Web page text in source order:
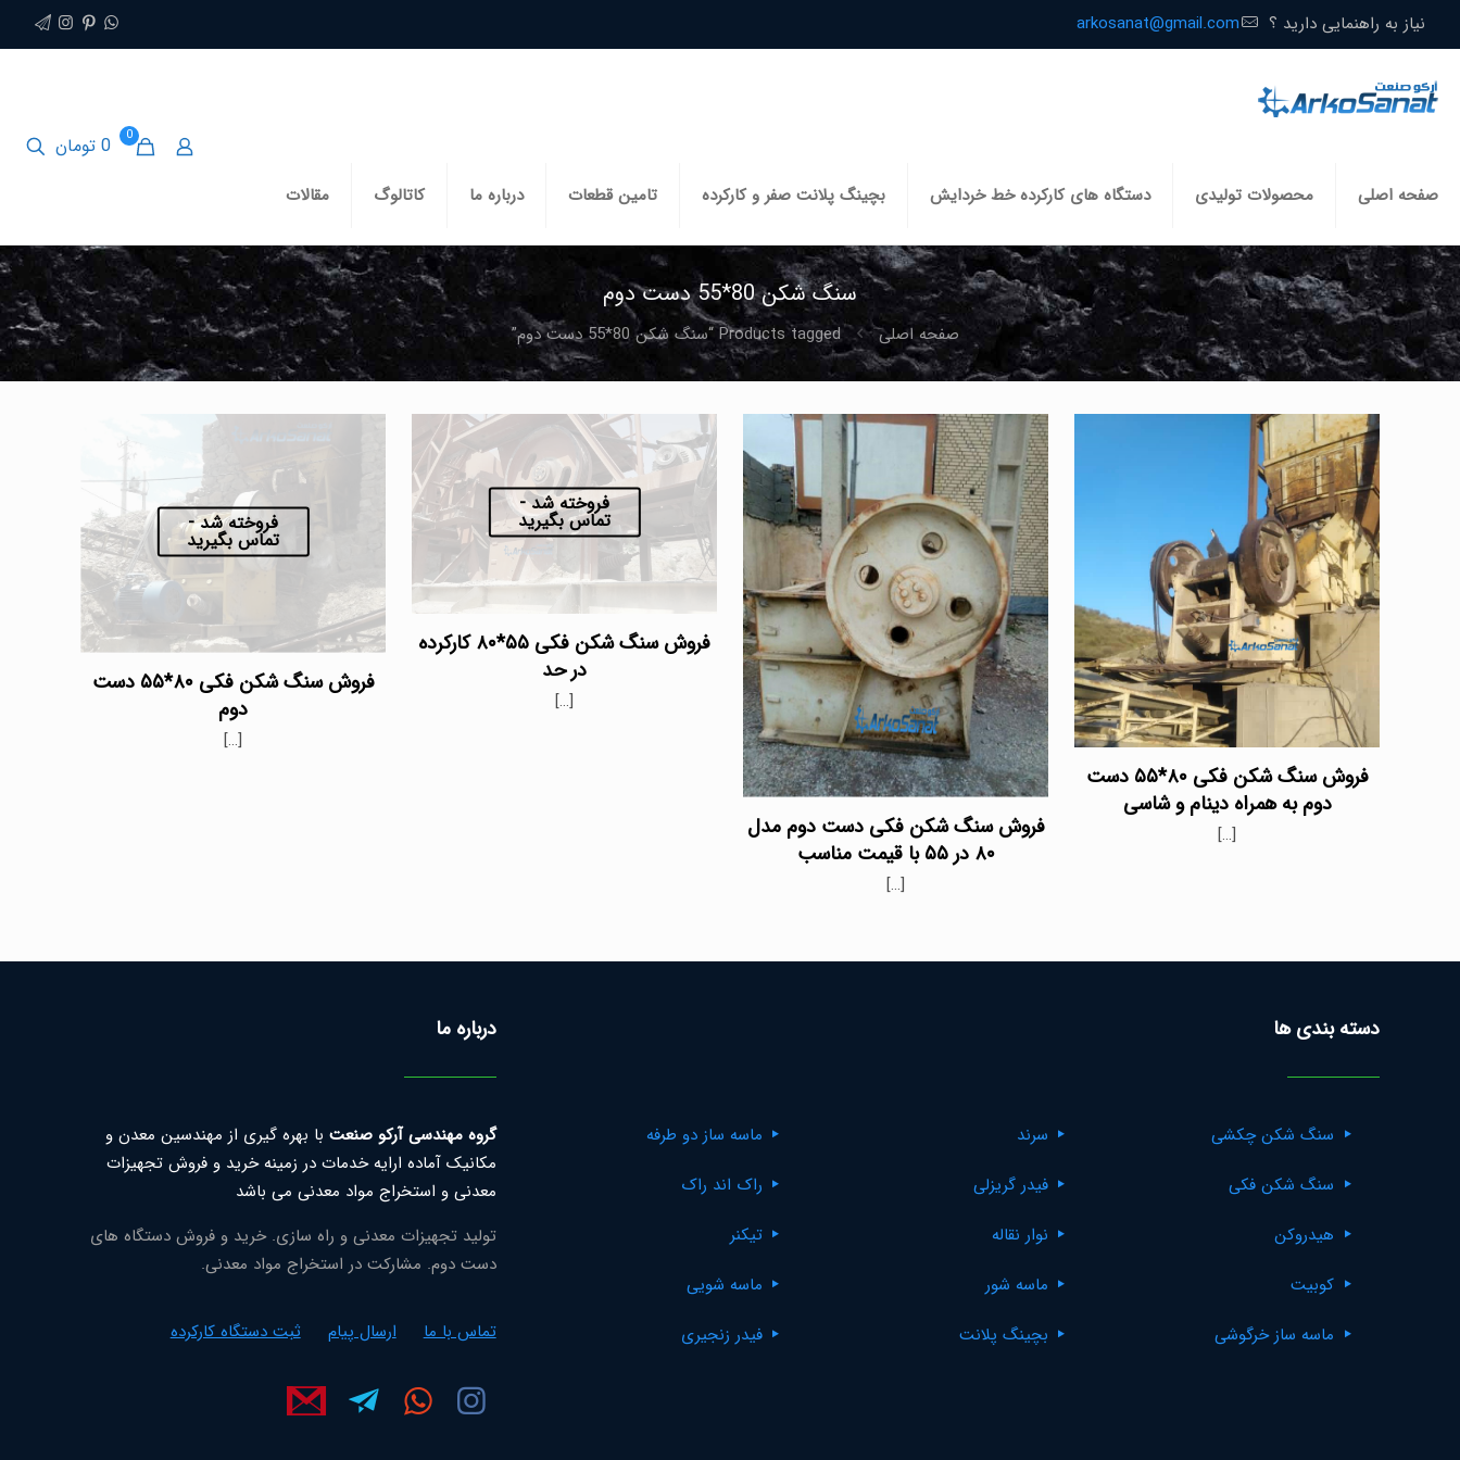
نیاز به راهنمایی دارید ؟ arkosanat@gmail.com
صفحه اصلی محصولات تولیدی دستگاه های کارکرده خط خردایش بچینگ پلانت صفر و کارکرده تامین قطعات درباره ما کاتالوگ مقالات
0 0 تومان
سنگ شکن 80*55 دست دوم
صفحه اصلی Products tagged “سنگ شکن 80*55 دست دوم”
فروش سنگ شکن فکی ۸۰*۵۵ دست
دوم به همراه دینام و شاسی
[…]
فروش سنگ شکن فکی دست دوم مدل
۸۰ در ۵۵ با قیمت مناسب
[…]
فروخته شد -
تماس بگیرید
فروش سنگ شکن فکی ۵۵*۸۰ کارکرده
در حد
[…]
فروخته شد -
تماس بگیرید
فروش سنگ شکن فکی ۸۰*۵۵ دست
دوم
[…]
دسته بندی ها
سنگ شکن چکشی
سنگ شکن فکی
هیدروکن
کوبیت
ماسه ساز خرگوشی
سرند
فیدر گریزلی
نوار نقاله
ماسه شور
بچینگ پلانت
ماسه ساز دو طرفه
راک اند راک
تیکنر
ماسه شویی
فیدر زنجیری
درباره ما
گروه مهندسی آرکو صنعت با بهره گیری از مهندسین معدن و
مکانیک آماده ارایه خدمات در زمینه خرید و فروش تجهیزات
معدنی و استخراج مواد معدنی می باشد
تولید تجهیزات معدنی و راه سازی. خرید و فروش دستگاه های
دست دوم. مشارکت در استخراج مواد معدنی.
تماس با ما ارسال پیام ثبت دستگاه کارکرده